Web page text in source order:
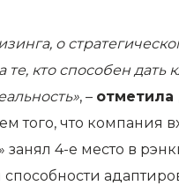
о
кто способен дать
, – отметила
того, что компания
4-е место в